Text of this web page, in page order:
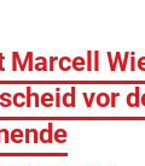
Marcell
vor